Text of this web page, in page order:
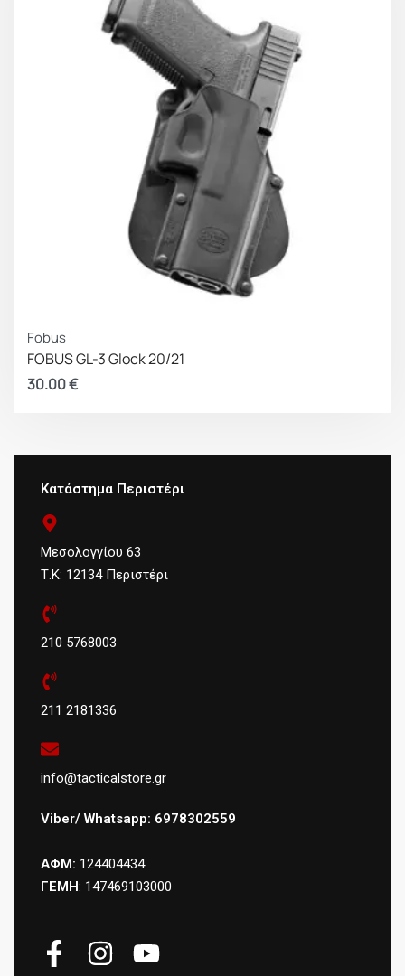
Fobus
FOBUS GL-3 Glock 20/21
30.00€
Κατάστημα Περιστέρι
Μεσολογγίου 63
Τ.Κ: 12134 Περιστέρι
210 5768003
211 2181336
info@tacticalstore.gr
Viber/ Whatsapp: 6978302559
ΑΦΜ: 124404434
ΓΕΜΗ: 147469103000